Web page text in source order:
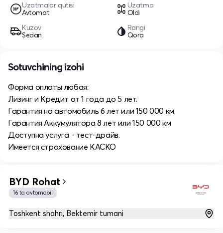
Uzatmalar qutisi
Avtomat
Uzatma
Oldi
Kuzov
Sedan
Rangi
Qora
Sotuvchining izohi
Форма оплаты любая:
Лизинг и Кредит от 1 года до 5 лет.
Гарантия на автомобиль 6 лет или 150 000 км.
Гарантия Аккумулятора 8 лет или 150 000 км
Доступна услуга - тест-драйв.
Имеется страхование КАСКО
BYD Rohat
16 ta avtomobil
Toshkent shahri, Bektemir tumani